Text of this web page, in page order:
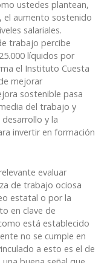
ustedes plantean,
el aumento sostenido
salariales.
trabajo percibe
líquidos por
el Instituto Cuesta
mejorar
sostenible pasa
del trabajo y
y la
invertir en formación
evaluar
de trabajo ociosa
estatal o por la
en clave de
está establecido
no se cumple en
a esto es el de